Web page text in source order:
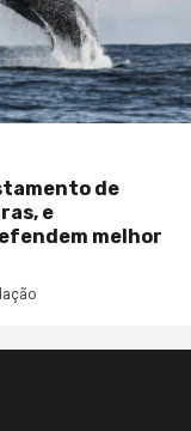
de
e
melhor